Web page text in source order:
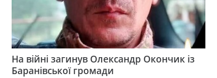
На війні загинув Олександр Окончик із
Баранівської громади